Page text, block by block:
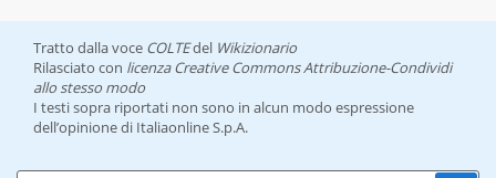
Tratto dalla voce COLTEdel Wikizionario
Rilasciato con licenza Creative Commons Attribuzione-Condividi
allo stesso modo
I testi sopra riportati non sono in alcun modo espressione
dell’opinione di Italiaonline S.p.A.